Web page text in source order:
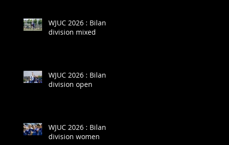
WJUC 2026 : Bilan
division mixed
WJUC 2026 : Bilan
division open
WJUC 2026 : Bilan
division women